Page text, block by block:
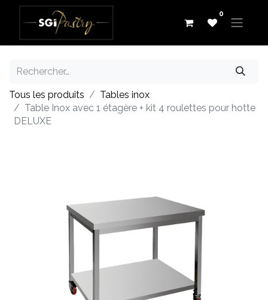
0
Tous les produits
Tables inox
Table Inox avec 1 étagère + kit 4 roulettes pour hotte
DELUXE